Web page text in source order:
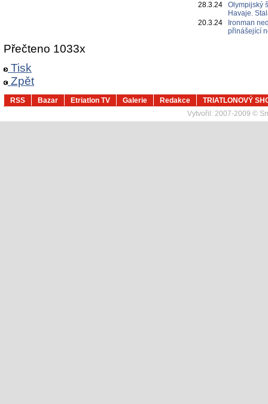
28.3.24
Olympijský
Havaje.
20.3.24
Ironman
přinášející
Přečteno 1033x
Tisk
Zpět
RSS Bazar Etriatlon TV Galerie Redakce
TRIATLONOVÝ
Vytvořil: 2007-2009 ©